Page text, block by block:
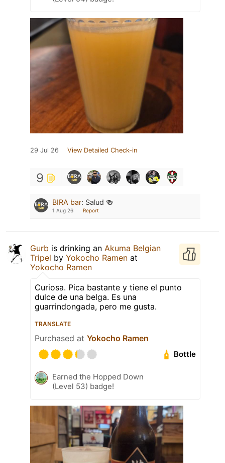
29 Jul 26 View Detailed Check-in
9
BIRA bar: Salud 🍻
1 Aug 26 Report
Gurb is drinking an Akuma Belgian
Tripel by Yokocho Ramen at
Yokocho Ramen
Curiosa. Pica bastante y tiene el punto
dulce de una belga. Es una
guarrindongada, pero me gusta.
TRANSLATE
Purchased at Yokocho Ramen
Bottle
Earned the Hopped Down
(Level 53) badge!